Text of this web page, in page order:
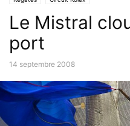
Le Mistral
port
14 septembre 2008